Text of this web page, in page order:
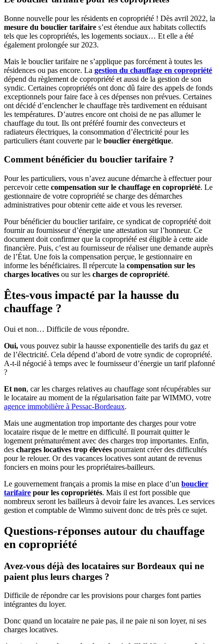
Bonne nouvelle pour les résidents en copropriété ! Dès avril 2022, la
mesure du bouclier tarifaire s’est étendue aux habitats collectifs
tels que les copropriétés, les logements sociaux… Et elle a été
également prolongée sur 2023.
Mais le bouclier tarifaire ne s’applique pas forcément à toutes les
résidences ou pas encore. La gestion du chauffage en copropriété
dépend du règlement de copropriété et aussi de la gestion de son
syndic. Certaines copropriétés ont donc dû faire des appels de fonds
exceptionnels pour faire face à ces dépenses non prévues. Certaines
ont décidé d’enclencher le chauffage très tardivement en réduisant
les températures. D’autres encore ont choisi de ne pas allumer le
chauffage du tout. Ils ont préféré fournir des convecteurs et
radiateurs électriques, la consommation d’électricité pour les
particuliers étant couverte par le bouclier énergétique.
Comment bénéficier du bouclier tarifaire ?
Pour les particuliers, vous n’avez aucune démarche à effectuer pour
percevoir cette compensation sur le chauffage en copropriété. Le
gestionnaire de votre copropriété se charge des démarches
administratives pour obtenir cette aide et vous les reverser.
Pour bénéficier du bouclier tarifaire, ce syndicat de copropriété doit
fournir au fournisseur d’énergie une attestation sur l’honneur. Ce
document doit confirmer que la copropriété est éligible à cette aide
financière. Puis, c’est au fournisseur de réaliser une demande auprès
de l’État. Une fois la compensation perçue, le gestionnaire en
informe les bénéficiaires. Il répercute la compensation sur les
charges locatives ou sur les charges de copropriété.
Êtes-vous impacté par la hausse du
chauffage ?
Oui et non… Difficile de vous répondre.
Oui, vous pouvez subir la hausse exponentielle des tarifs du gaz et
de l’électricité. Cela dépend d’abord de votre syndic de copropriété.
A-t-il négocié à temps avec le fournisseur d’énergie un tarif plafonné
?
Et non, car les charges relatives au chauffage sont récupérables sur
le locataire au moment de la régularisation faite par WIMMO, votre
agence immobilière à Pessac-Bordeaux.
Mais une augmentation trop importante des charges pour votre
locataire risque de le mettre en difficulté. Il pourrait quitter le
logement prématurément avec des charges trop importantes. Enfin,
des charges locatives trop élevées pourraient créer des difficultés
pour le relouer. Or des vacances locatives sont autant de revenus
fonciers en moins pour les propriétaires-bailleurs.
Le gouvernement français a promis la mise en place d’un bouclier
tarifaire pour les copropriétés. Mais il est fort possible que
nombreux seront les bailleurs à devoir faire les avances. Les services
gestion et comptable de Wimmo suivent donc de très près ce sujet.
Questions-réponses autour du chauffage
en copropriété
Avez-vous déjà des locataires sur Bordeaux qui ne
paient plus leurs charges ?
Difficile de répondre car les provisions pour charges font parties
intégrantes du loyer.
Donc quand un locataire ne paie pas, il ne paie ni son loyer, ni ses
charges locatives.